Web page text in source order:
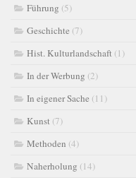
Führung (5)
Geschichte (7)
Hist. Kulturlandschaft (1)
In der Werbung (2)
In eigener Sache (11)
Kunst (7)
Methoden (4)
Naherholung (14)